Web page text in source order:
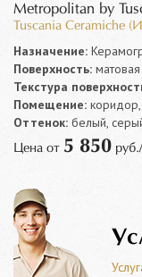
Metropolitan by
Tuscania Ceramiche
Назначение:
Поверхность: матовая
Текстура
Помещение: коридор,
Оттенок: белый,
Цена от 5 850